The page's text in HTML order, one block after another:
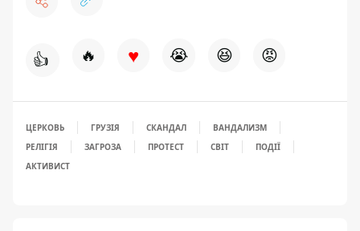
👍 🔥 ♥ 😭 😆 😡
ЦЕРКОВЬ ГРУЗІЯ СКАНДАЛ
ВАНДАЛИЗМ
РЕЛІГІЯ
ЗАГРОЗА ПРОТЕСТ СВІТ
ПОДІЇ
АКТИВИСТ